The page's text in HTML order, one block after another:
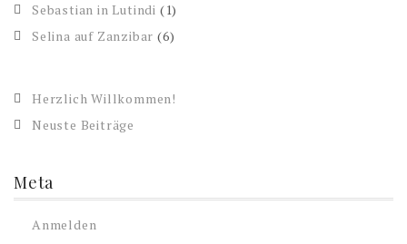
Sebastian in Lutindi (1)
Selina auf Zanzibar (6)
Herzlich Willkommen!
Neuste Beiträge
Meta
Anmelden